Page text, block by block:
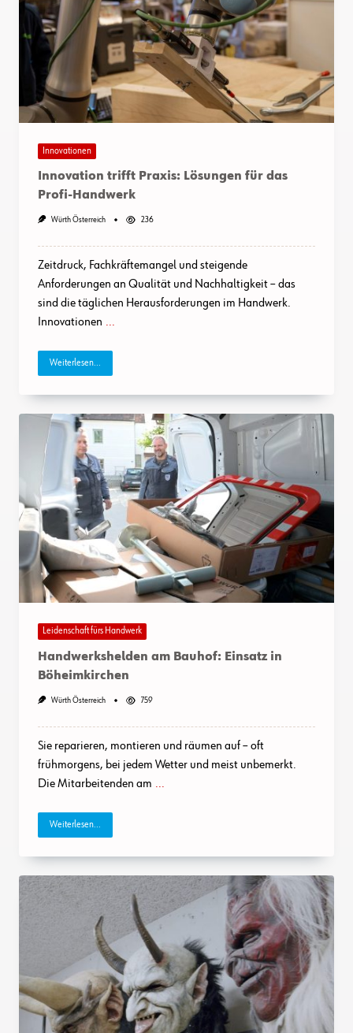
Innovationen
Innovation trifft Praxis: Lösungen für das
Profi-Handwerk
Würth Österreich 236
Zeitdruck, Fachkräftemangel und steigende
Anforderungen an Qualität und Nachhaltigkeit – das
sind die täglichen Herausforderungen im Handwerk.
Innovationen ...
Weiterlesen...
Leidenschaft fürs Handwerk
Handwerkshelden am Bauhof: Einsatz in
Böheimkirchen
Würth Österreich 759
Sie reparieren, montieren und räumen auf – oft
frühmorgens, bei jedem Wetter und meist unbemerkt.
Die Mitarbeitenden am ...
Weiterlesen...